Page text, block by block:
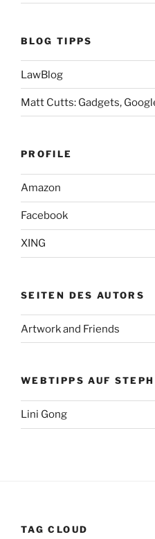
BLOG TIPPS
LawBlog
Matt Cutts: Gadgets,
PROFILE
Amazon
Facebook
XING
SEITEN DES AUTORS
Artwork and Friends
WEBTIPPS AUF
Lini Gong
TAG CLOUD